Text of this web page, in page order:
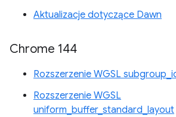
Aktualizacje dotyczące Dawn
Chrome 144
Rozszerzenie WGSL
Rozszerzenie WGSL
uniform_buffer_standard_layout